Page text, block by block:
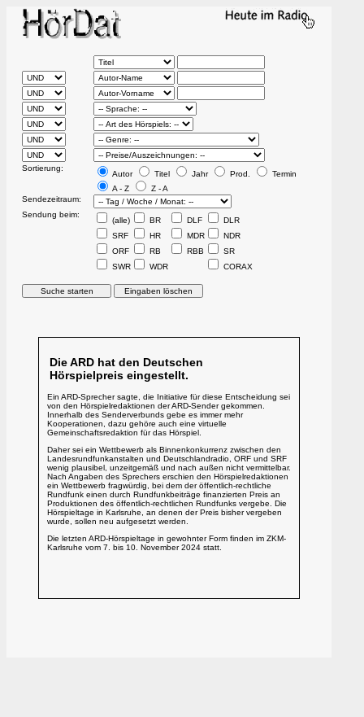
Sortierung:
Autor Titel Jahr Prod.
Termin
A - Z
Z - A
Sendezeitraum:
Sendung beim:
(alle) BR DLF
DLR
SRF
HR MDR
NDR
ORF
RB RBB
SR
SWR
WDR CORAX
Die ARD hat den Deutschen
Hörspielpreis eingestellt.
Ein ARD-Sprecher sagte, die Initiative für diese Entscheidung sei
von den Hörspielredaktionen der ARD-Sender gekommen.
Innerhalb des Senderverbunds gebe es immer mehr
Kooperationen, dazu gehöre auch eine virtuelle
Gemeinschaftsredaktion für das Hörspiel.
Daher sei ein Wettbewerb als Binnenkonkurrenz zwischen den
Landesrundfunkanstalten und Deutschlandradio, ORF und SRF
wenig plausibel, unzeitgemäß und nach außen nicht vermittelbar.
Nach Angaben des Sprechers erschien den Hörspielredaktionen
ein Wettbewerb fragwürdig, bei dem der öffentlich-rechtliche
Rundfunk einen durch Rundfunkbeiträge finanzierten Preis an
Produktionen des öffentlich-rechtlichen Rundfunks vergebe. Die
Hörspieltage in Karlsruhe, an denen der Preis bisher vergeben
wurde, sollen neu aufgesetzt werden.
Die letzten ARD-Hörspieltage in gewohnter Form finden im ZKM-
Karlsruhe vom 7. bis 10. November 2024 statt.